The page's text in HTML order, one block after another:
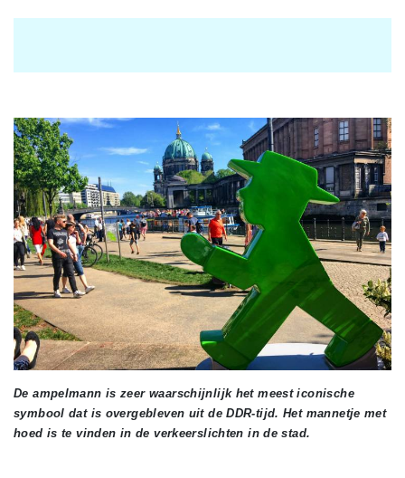
De ampelmann is zeer waarschijnlijk het meest iconische
symbool dat is overgebleven uit de DDR-tijd. Het mannetje met
hoed is te vinden in de verkeerslichten in de stad.